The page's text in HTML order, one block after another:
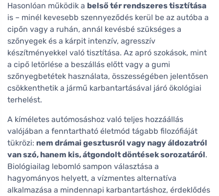
Hasonlóan működik a belső tér rendszeres tisztítása
is – minél kevesebb szennyeződés kerül be az autóba a
cipőn vagy a ruhán, annál kevésbé szükséges a
szőnyegek és a kárpit intenzív, agresszív
készítményekkel való tisztítása. Az apró szokások, mint
a cipő letörlése a beszállás előtt vagy a gumi
szőnyegbetétek használata, összességében jelentősen
csökkenthetik a jármű karbantartásával járó ökológiai
terhelést.
A kíméletes autómosáshoz való teljes hozzáállás
valójában a fenntartható életmód tágabb filozófiáját
tükrözi: nem drámai gesztusról vagy nagy áldozatról
van szó, hanem kis, átgondolt döntések sorozatáról.
Biológiailag lebomló sampon választása a
hagyományos helyett, a vízmentes alternatíva
alkalmazása a mindennapi karbantartáshoz, érdeklődés